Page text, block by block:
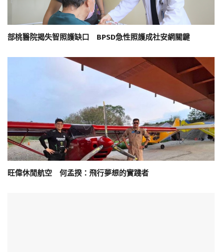
部桃醫院揭失智照護缺口 BPSD急性照護成社安網關鍵
旺偉休閒航空 何孟揆：飛行夢想的實踐者